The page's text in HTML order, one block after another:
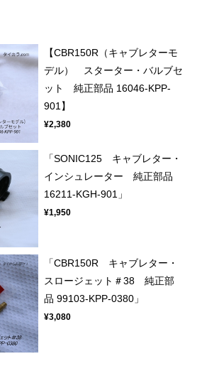
【CBR150R（キャブレターモ
デル） スターター・バルブセ
ット 純正部品 16046-KPP-
901】
¥2,380
「SONIC125 キャブレター・
インシュレーター 純正部品
16211-KGH-901」
¥1,950
「CBR150R キャブレター・
スロージェット＃38 純正部
品 99103-KPP-0380」
¥3,080